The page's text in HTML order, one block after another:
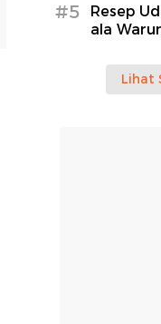
#5
Resep
ala
Lihat